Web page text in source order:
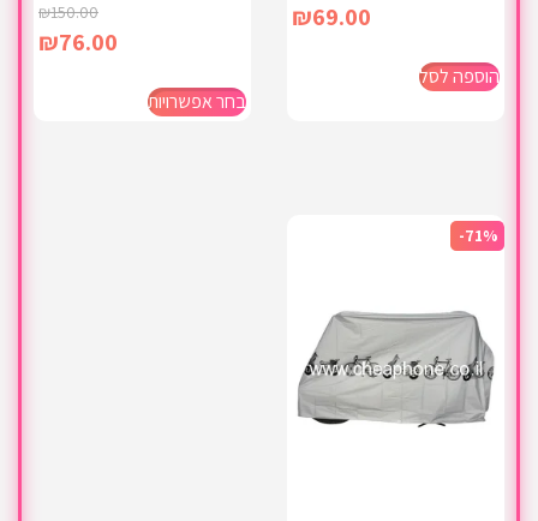
₪69.00
הוספה לסל
₪150.00
₪76.00
בחר אפשרויות
-71%